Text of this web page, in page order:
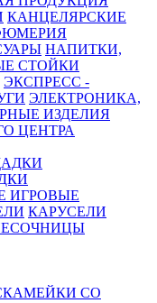
КАНЦЕЛЯРСКИЕ
НАПИТКИ,
СТОЙКИ
ЭКСПРЕСС -
ЭЛЕКТРОНИКА,
ИЗДЕЛИЯ
ЦЕНТРА
ИГРОВЫЕ
КАРУСЕЛИ
СО